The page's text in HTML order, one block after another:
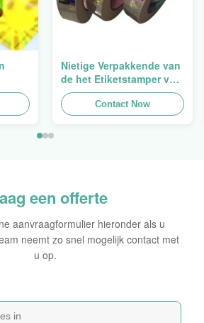
van
Nietige Verpakkende van
de het Etiketstamper van
de Hologramveiligheid
Duidelijke het
Hologramsticker Logo
Contact Now
een offerte
aanvraagformulier hieronder als u
neemt zo snel mogelijk contact met
u op.